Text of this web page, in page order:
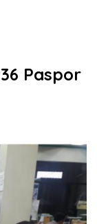
Paspor